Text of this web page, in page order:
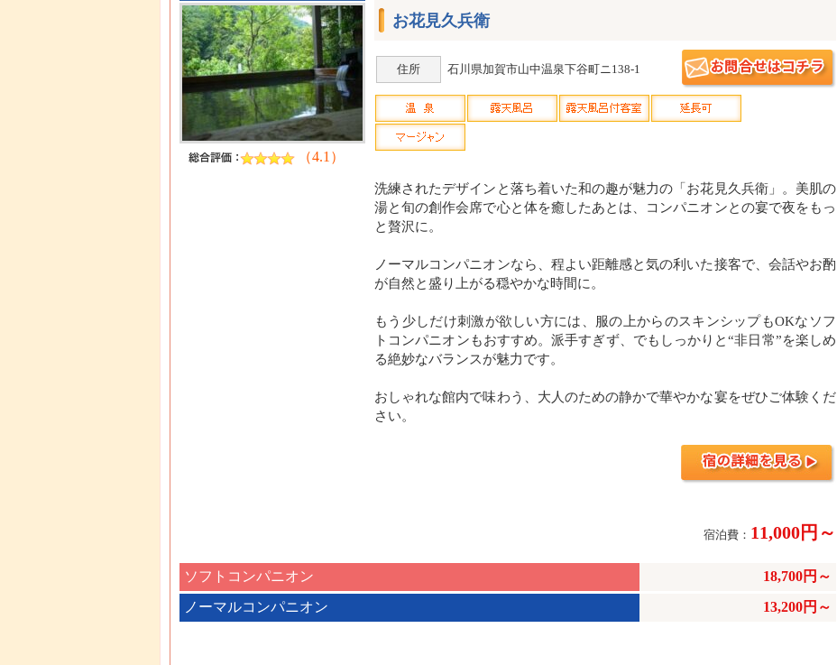
（4.1）
お花見久兵衛
住所 石川県加賀市山中温泉下谷町ニ138-1
洗練されたデザインと落ち着いた和の趣が魅力の「お花見久兵衛」。美肌の
湯と旬の創作会席で心と体を癒したあとは、コンパニオンとの宴で夜をもっ
と贅沢に。
ノーマルコンパニオンなら、程よい距離感と気の利いた接客で、会話やお酌
が自然と盛り上がる穏やかな時間に。
もう少しだけ刺激が欲しい方には、服の上からのスキンシップもOKなソフ
トコンパニオンもおすすめ。派手すぎず、でもしっかりと“非日常”を楽しめ
る絶妙なバランスが魅力です。
おしゃれな館内で味わう、大人のための静かで華やかな宴をぜひご体験くだ
さい。
宿泊費： 11,000円～
ソフトコンパニオン
18,700円～
ノーマルコンパニオン
13,200円～